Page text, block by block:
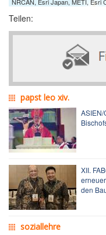
Teilen:
papst leo xiv.
ASIEN/
XII.
den
soziallehre